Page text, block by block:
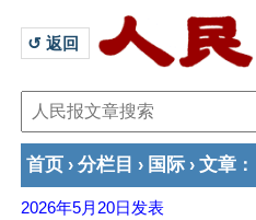
↺ 返回
首页 › 分栏目 › 国际 › 文章 ：
2026年5月20日 发表